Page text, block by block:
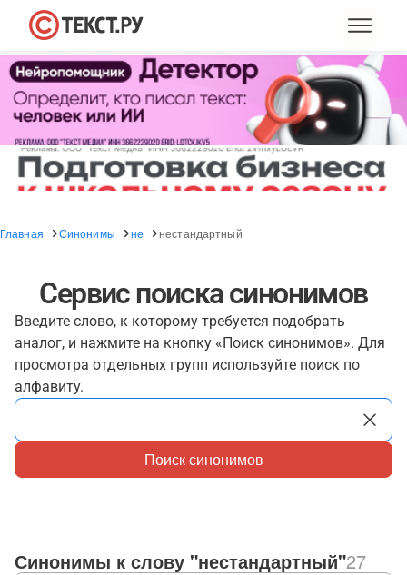
Главная Синонимы не нестандартный
Сервис поиска синонимов
Введите слово, к которому требуется подобрать
аналог, и нажмите на кнопку «Поиск синонимов». Для
просмотра отдельных групп используйте поиск по
алфавиту.
Поиск синонимов
Синонимы к слову "нестандартный"27